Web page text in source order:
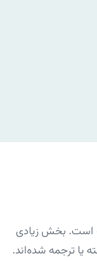
است. بخش زیادی
یا ترجمه شده‌اند.